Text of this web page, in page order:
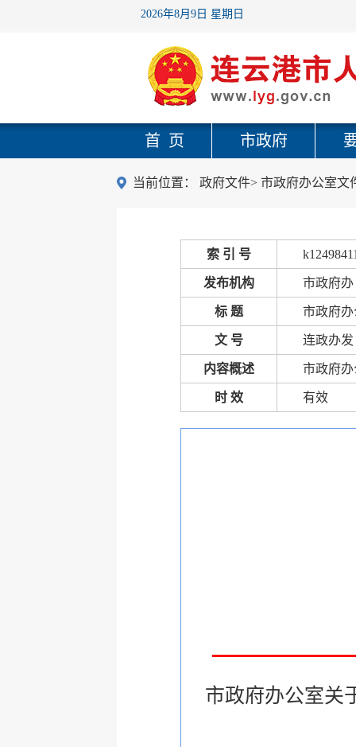
2026年8月9日 星期日
首 页 市政府
当前位置： 政府文件> 市政府办公室文
索 引 号
发布机构 市政府办
标 题 市政府
文 号 连政办发
内容概述 市政府
时 效 有效
市政府办公室关